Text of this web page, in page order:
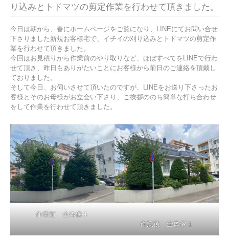
り込みとトドマツの剪定作業を行わせて頂きました。
今日は朝から、春にホームページをご覧になり、LINEにてお問い合せ
下さりました新規お客様宅で、イチイの刈り込みとトドマツの剪定作
業を行わせて頂きました。
今回はお見積りから作業前のやり取りなど、ほぼすべてをLINEで行わ
せて頂き、昨日もありがたいことにお客様から前日のご連絡を頂戴し
ておりました。
そして今日、お伺いさせて頂いたのですが、LINEをお送り下さったお
客様とそのお母様がお立会い下さり、ご挨拶ののち簡単な打ち合わせ
をして作業を行わせて頂きました。
作業前 全体像１
作業後 全体像１